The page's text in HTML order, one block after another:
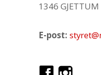
1346 GJETTUM
E-post: